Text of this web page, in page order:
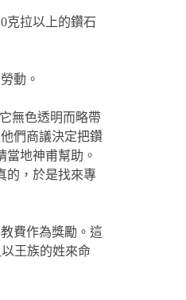
克拉以上的鑽石
動。
無色透明而略帶
們商議決定把鑽
地神甫幫助。
的，於是找來專
費作為獎勵。這
王族的姓來命